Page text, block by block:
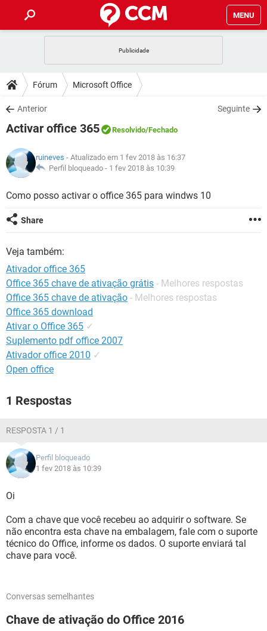
MENU
CELULAR
OUTLOOK
INSTAGRAM GMAIL
GUIA DE COMPRAS
DICAS
JOGOS
INSTAGRAM GMAIL
GUIA DE COMPRAS
DOWNLOADS
JOGOS WHATSAPP
CELULAR
OUTLOOK EXCEL
JOGOS WHATSAPP
CELULAR
OUTLOOK EXCEL
INSTAGRAM
GLOSSÁRIO
WHATSAPP
INSTAGRAM
GUIA DE COMPRAS
Fórum Microsoft Office
Anterior Seguinte
Activar office 365 Resolvido/Fechado
ruineves - Atualizado em 1 fev 2018 às 16:37
Perfil bloqueado - 1 fev 2018 às 10:39
Como posso activar o office 365 para windws 10
Share
Veja também:
Ativador office 365
Office 365 chave de ativação grátis - Melhores respostas
Office 365 chave de ativação - Melhores respostas
Office 365 download
Ativar o Office 365 ✓
Suplemento pdf office 2007
Ativador office 2010 ✓
Open office
1 Respostas
RESPOSTA 1 / 1
Perfil bloqueado
1 fev 2018 às 10:39
Oi
Com a chave que você recebeu ao adquirir o software. Se
não encontra esta chave na embalagem, fale com o suporte
técnico do Office, informe os dados. O suporte enviará tal
chave para você.
Conversas semelhantes
Chave de ativação do Office 2016